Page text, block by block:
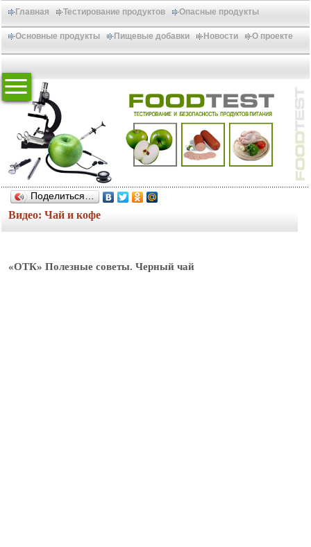
Главная Тестирование продуктов Опасные продукты
Основные продукты Пищевые добавки Новости О проекте
Поделиться…
Видео: Чай и кофе
«ОТК» Полезные советы. Черный чай